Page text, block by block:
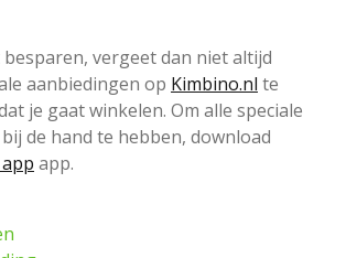
besparen, vergeet dan niet altijd
aanbiedingen op Kimbino.nl te
je gaat winkelen. Om alle speciale
de hand te hebben, download
app.